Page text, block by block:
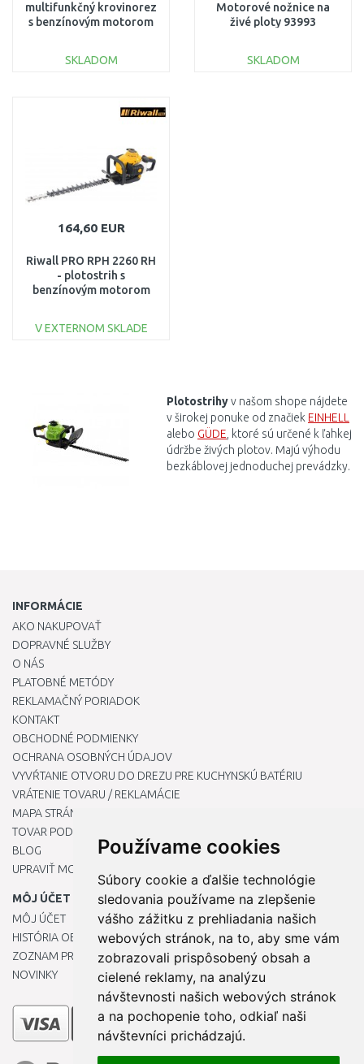
Používame cookies
Súbory cookie a ďalšie technológie
sledovania používame na zlepšenie
vášho zážitku z prehliadania našich
webových stránok, na to, aby sme vám
zobrazovali prispôsobený obsah a
cielené reklamy, na analýzu
návštevnosti našich webových stránok
a na pochopenie toho, odkiaľ naši
návštevníci prichádzajú.
multifunkčný krovinorez
s benzínovým motorom
SKLADOM
Motorové nožnice na
živé ploty 93993
SKLADOM
164,60 EUR
Riwall PRO RPH 2260 RH
- plotostrih s
benzínovým motorom
V EXTERNOM SKLADE
Plotostrihyv našom shope nájdete
v širokej ponuke od značiek EINHELL
alebo GÜDE , ktoré sú určené k ľahkej
údržbe živých plotov. Majú výhodu
bezkáblovej jednoduchej prevádzky.
INFORMÁCIE
AKO NAKUPOVAŤ
DOPRAVNÉ SLUŽBY
O NÁS
PLATOBNÉ METÓDY
REKLAMAČNÝ PORIADOK
KONTAKT
OBCHODNÉ PODMIENKY
OCHRANA OSOBNÝCH ÚDAJOV
VYVŔTANIE OTVORU DO DREZU PRE KUCHYNSKÚ BATÉRIU
VRÁTENIE TOVARU / REKLAMÁCIE
MAPA STRÁNOK
TOVAR PODĽA ZNAČIEK
BLOG
UPRAVIŤ MOJE PREDVOĽBY COOKIES
MÔJ ÚČET
MÔJ ÚČET
HISTÓRIA OBJEDNÁVOK
ZOZNAM PRIANÍ
NOVINKY